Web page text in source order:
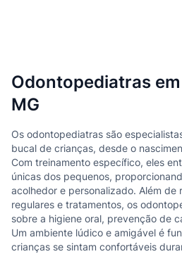
Odontopediatras
MG
Os odontopediatras são
bucal de crianças, desde o
Com treinamento específico, eles
únicas dos pequenos,
acolhedor e personalizado. Além de
regulares e tratamentos, os
sobre a higiene oral, prevenção de
Um ambiente lúdico e amigável é
crianças se sintam confortáveis